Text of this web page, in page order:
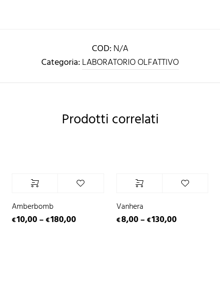
COD: N/A
Categoria: LABORATORIO OLFATTIVO
Prodotti correlati
Amberbomb
€10,00– €180,00
Vanhera
€8,00– €130,00